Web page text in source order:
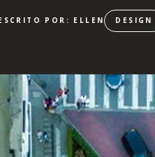
POR: ELLEN DESIGN